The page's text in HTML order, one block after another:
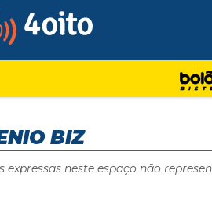
principal
BIZ
expressas neste espaço não